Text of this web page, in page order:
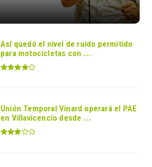
Así quedó el nivel de ruido permitido
para motocicletas con ...
Unión Temporal Vinard operará el PAE
en Villavicencio desde ...